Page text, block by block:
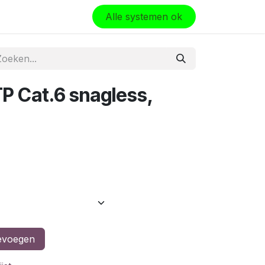
Alle systemen ok
Cat.6 snagless,